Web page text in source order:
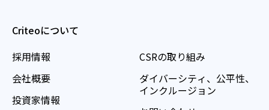
Criteoについて
採用情報
会社概要
投資家情報
CSRの取り組み
ダイバーシティ、公平性、
インクルージョン